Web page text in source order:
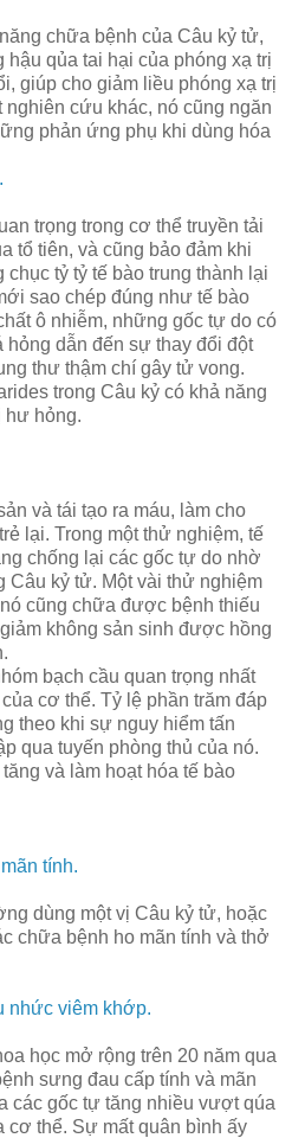
chữa bệnh của Câu kỷ tử,
qủa tai hại của phóng xạ trị
giúp cho giảm liều phóng xạ trị
nghiên cứu khác, nó cũng ngăn
phản ứng phụ khi dùng hóa
trọng trong cơ thể truyền tải
tổ tiên, và cũng bảo đảm khi
tỷ tỷ tế bào trung thành lại
sao chép đúng như tế bào
ô nhiễm, những gốc tự do có
hỏng dẫn đến sự thay đổi đột
thư thậm chí gây tử vong.
trong Câu kỷ có khả năng
hư hỏng.
và tái tạo ra máu, làm cho
lại. Trong một thử nghiệm, tế
chống lại các gốc tự do nhờ
Câu kỷ tử. Một vài thử nghiệm
cũng chữa được bệnh thiếu
không sản sinh được hồng
bạch cầu quan trọng nhất
cơ thể. Tỷ lệ phần trăm đáp
theo khi sự nguy hiểm tấn
qua tuyến phòng thủ của nó.
và làm hoạt hóa tế bào
tính.
dùng một vị Câu kỷ tử, hoặc
chữa bệnh ho mãn tính và thở
nhức viêm khớp.
học mở rộng trên 20 năm qua
sưng đau cấp tính và mãn
các gốc tự tăng nhiều vượt qúa
cơ thể. Sự mất quân bình ấy